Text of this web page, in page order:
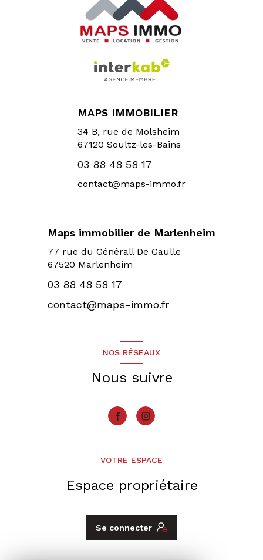
MAPS IMMOBILIER
34 B, rue de Molsheim
67120 Soultz-les-Bains
03 88 48 58 17
contact@maps-immo.fr
Maps immobilier de Marlenheim
77 rue du Générall De Gaulle
67520 Marlenheim
03 88 48 58 17
contact@maps-immo.fr
NOS RÉSEAUX
Nous suivre
VOTRE ESPACE
Espace propriétaire
Se connecter